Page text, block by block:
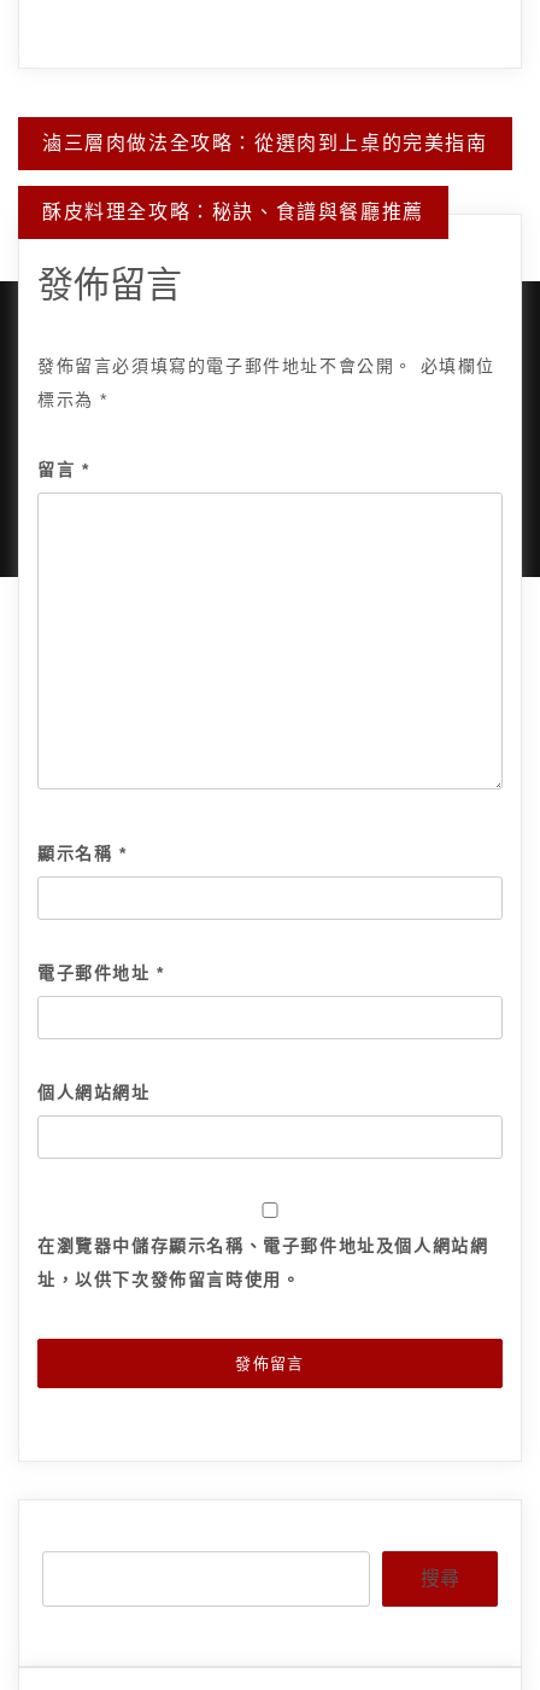
文
章
導
覽
滷三層肉做法全攻略：從選肉到上桌的完美指南
酥皮料理全攻略：秘訣、食譜與餐廳推薦
發佈留言
發佈留言必須填寫的電子郵件地址不會公開。
必填欄位
標示為*
留言 *
顯示名稱 *
電子郵件地址*
個人網站網址
在瀏覽器中儲存顯示名稱、電子郵件地址及個人網站網
址，以供下次發佈留言時使用。
搜尋